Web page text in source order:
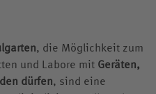
, die Möglichkeit zum
und Labore mit Geräten,
dürfen, sind eine